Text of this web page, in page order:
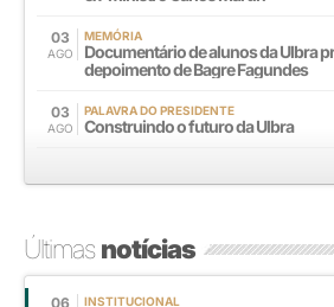
03
AGO
MEMÓRIA
Documentário de alunos da Ulbra
depoimento de Bagre Fagundes
03
AGO
PALAVRA DO PRESIDENTE
Construindo o futuro da Ulbra
Últimasnotícias
06 INSTITUCIONAL